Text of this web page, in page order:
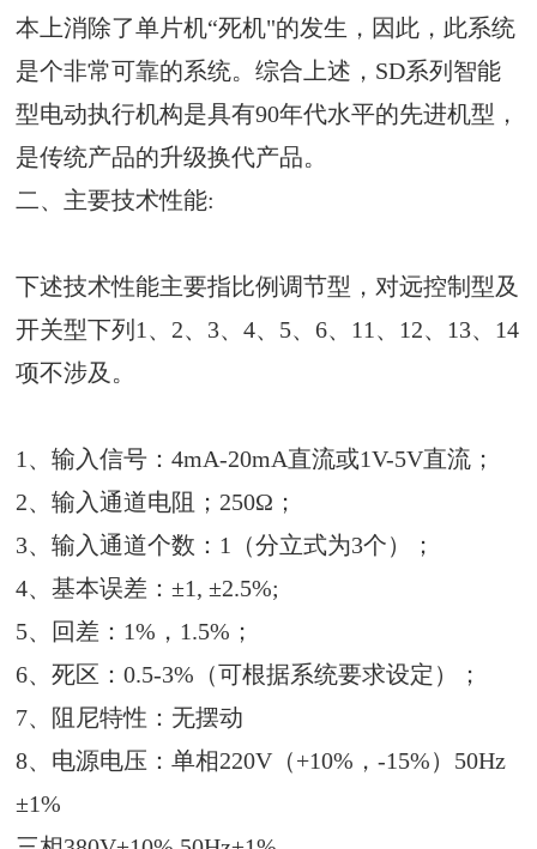
本上消除了单片机“死机"的发生，因此，此系统
是个非常可靠的系统。综合上述，SD系列智能
型电动执行机构是具有90年代水平的先进机型，
是传统产品的升级换代产品。
二、 主要技术性能:
下述技术性能主要指比例调节型，对远控制型及
开关型下列1、2、3、4、5、6、11、12、13、14
项不涉及。
1、输入信号：4mA-20mA直流或1V-5V直流；
2、输入通道电阻；250Ω；
3、输入通道个数：1（分立式为3个）；
4、基本误差：±1, ±2.5%;
5、回差：1%，1.5%；
6、死区：0.5-3%（可根据系统要求设定）；
7、阻尼特性：无摆动
8、电源电压：单相220V（+10%，-15%）50Hz
±1%